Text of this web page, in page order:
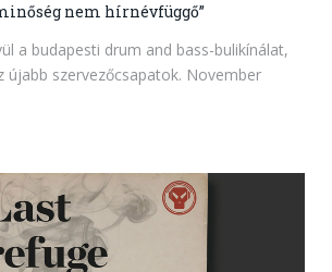
nem hírnévfüggő”
a budapesti drum and bass-bulikínálat,
újabb szervezőcsapatok. November